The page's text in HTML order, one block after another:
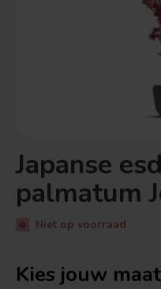
Japanse
palmatum
Niet op voorraad
Kies jouw